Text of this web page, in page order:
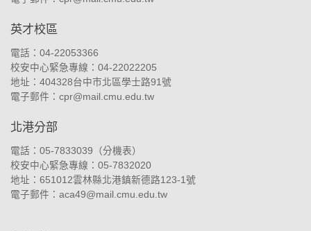
英才校區
電話：04-22053366
校安中心緊急專線：04-22022205
地址： 404328台中市北區學士路91號
電子郵件： cpr@mail.cmu.edu.tw
北港分部
電話：05-7833039（分機表）
校安中心緊急專線：05-7832020
地址： 651012雲林縣北港鎮新德路123-1號
電子郵件： aca49@mail.cmu.edu.tw